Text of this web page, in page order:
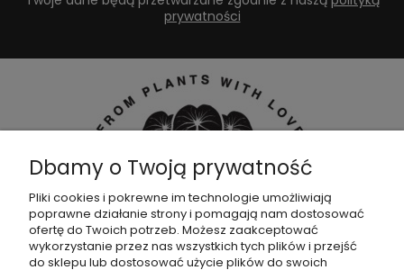
prywatności
Dołącz do naszejgrupy facebookowej !
Dbamy o Twoją prywatność
Pliki cookies i pokrewne im technologie umożliwiają
poprawne działanie strony i pomagają nam dostosować
ofertę do Twoich potrzeb. Możesz zaakceptować
wykorzystanie przez nas wszystkich tych plików i przejść
do sklepu lub dostosować użycie plików do swoich